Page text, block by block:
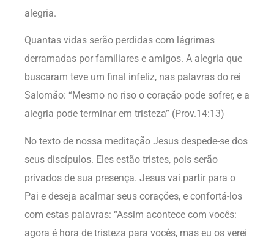
alegria.
Quantas vidas serão perdidas com lágrimas
derramadas por familiares e amigos. A alegria que
buscaram teve um final infeliz, nas palavras do rei
Salomão: “Mesmo no riso o coração pode sofrer, e a
alegria pode terminar em tristeza” (Prov.14:13)
No texto de nossa meditação Jesus despede-se dos
seus discípulos. Eles estão tristes, pois serão
privados de sua presença. Jesus vai partir para o
Pai e deseja acalmar seus corações, e confortá-los
com estas palavras: “Assim acontece com vocês:
agora é hora de tristeza para vocês, mas eu os verei